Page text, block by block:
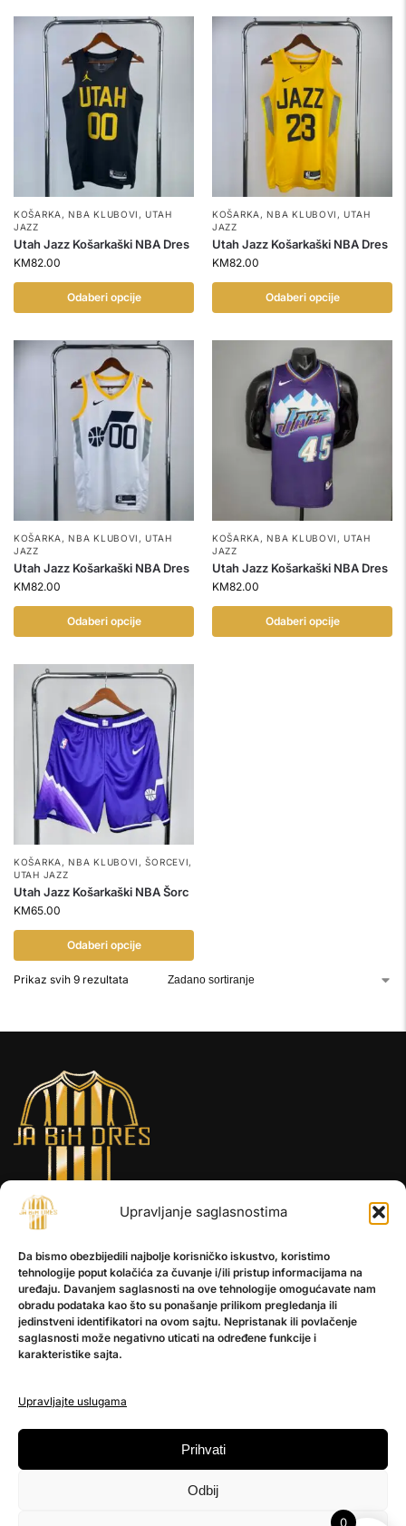
Upravljanje saglasnostima
Da bismo obezbijedili najbolje korisničko iskustvo, koristimo
tehnologije poput kolačića za čuvanje i/ili pristup informacijama na
uređaju. Davanjem saglasnosti na ove tehnologije omogućavate nam
obradu podataka kao što su ponašanje prilikom pregledanja ili
jedinstveni identifikatori na ovom sajtu. Nepristanak ili povlačenje
saglasnosti može negativno uticati na određene funkcije i
karakteristike sajta.
Upravljajte uslugama
Prihvati
Odbij
KOŠARKA ,NBA KLUBOVI ,UTAH
JAZZ
Utah Jazz Košarkaški NBA Dres
KM82.00
Odaberi opcije
KOŠARKA ,NBA KLUBOVI ,UTAH
JAZZ
Utah Jazz Košarkaški NBA Dres
KM82.00
Odaberi opcije
KOŠARKA ,NBA KLUBOVI ,UTAH
JAZZ
Utah Jazz Košarkaški NBA Dres
KM82.00
Odaberi opcije
KOŠARKA ,NBA KLUBOVI ,UTAH
JAZZ
Utah Jazz Košarkaški NBA Dres
KM82.00
Odaberi opcije
KOŠARKA ,NBA KLUBOVI ,ŠORCEVI,
UTAH JAZZ
Utah Jazz Košarkaški NBA Šorc
KM65.00
Odaberi opcije
Prikaz svih 9 rezultata
INFORMACIJE
O nama
Kontakt
POMOĆ
Politika privatnosti
PRATITE NAS
Instagram
0